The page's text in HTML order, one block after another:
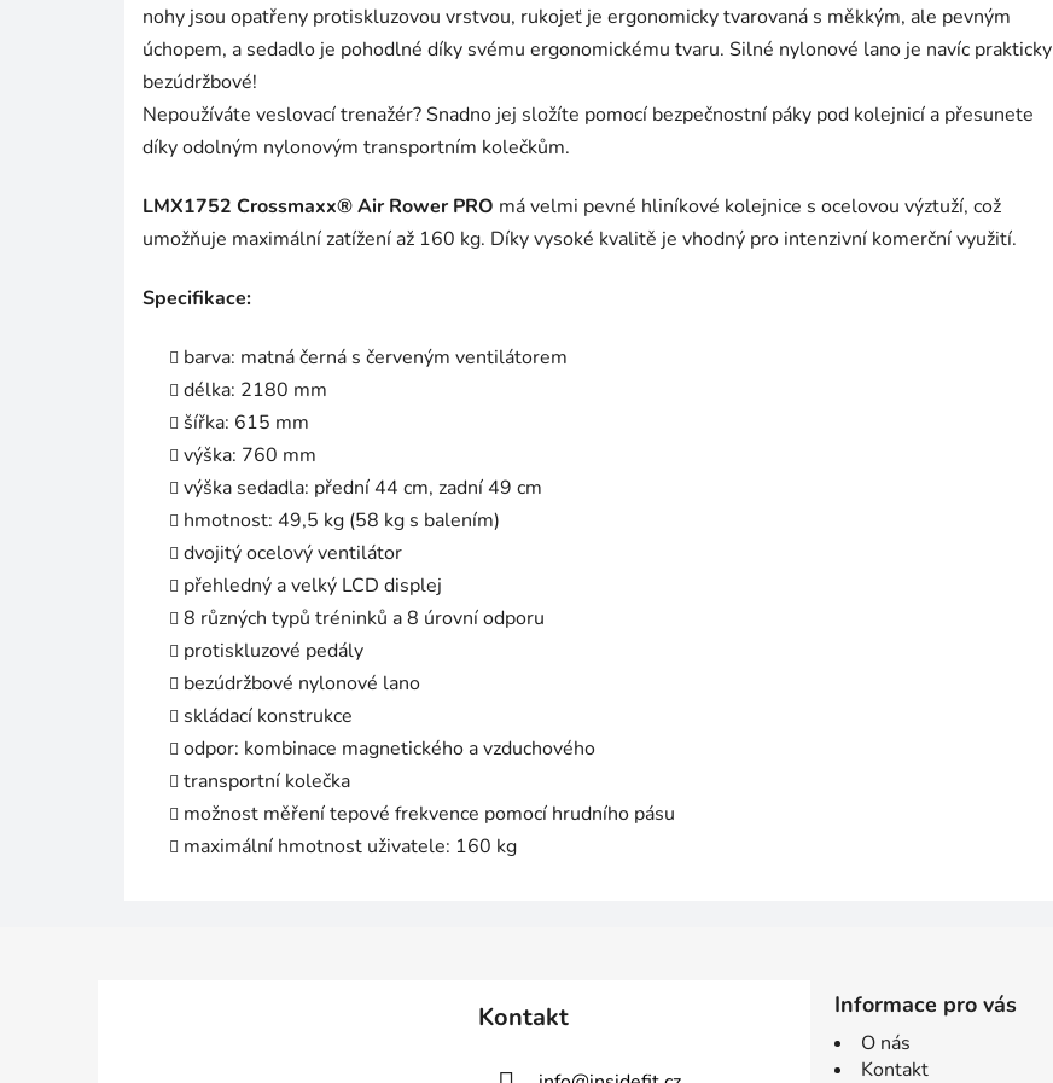
nohy jsou opatřeny protiskluzovou vrstvou, rukojeť je ergonomicky tvarovaná s měkkým, ale pevným
úchopem, a sedadlo je pohodlné díky svému ergonomickému tvaru. Silné nylonové lano je navíc prakticky
bezúdržbové!
Nepoužíváte veslovací trenažér? Snadno jej složíte pomocí bezpečnostní páky pod kolejnicí a přesunete
díky odolným nylonovým transportním kolečkům.
LMX1752 Crossmaxx® Air Rower PRO má velmi pevné hliníkové kolejnice s ocelovou výztuží, což
umožňuje maximální zatížení až 160 kg. Díky vysoké kvalitě je vhodný pro intenzivní komerční využití.
Specifikace:
barva: matná černá s červeným ventilátorem
délka: 2180 mm
šířka: 615 mm
výška: 760 mm
výška sedadla: přední 44 cm, zadní 49 cm
hmotnost: 49,5 kg (58 kg s balením)
dvojitý ocelový ventilátor
přehledný a velký LCD displej
8 různých typů tréninků a 8 úrovní odporu
protiskluzové pedály
bezúdržbové nylonové lano
skládací konstrukce
odpor: kombinace magnetického a vzduchového
transportní kolečka
možnost měření tepové frekvence pomocí hrudního pásu
maximální hmotnost uživatele: 160 kg
Kontakt Informace pro vás
O nás
Kontakt